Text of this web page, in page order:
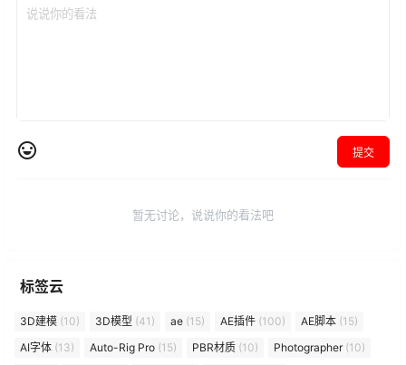
提交
暂无讨论，说说你的看法吧
标签云
3D建模 (10) 3D模型 (41) ae (15) AE插件 (100) AE脚本 (15)
AI字体 (13) Auto-Rig Pro (15) PBR材质 (10) Photographer(10)